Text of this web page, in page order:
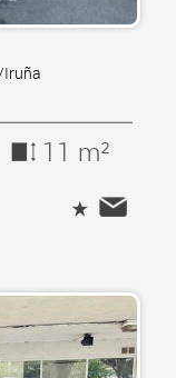
Iruña
11 m²